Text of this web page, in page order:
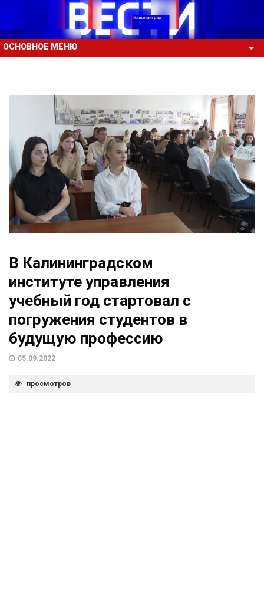
ОСНОВНОЕ МЕНЮ
В Калининградском
институте управления
учебный год стартовал с
погружения студентов в
будущую профессию
05.09.2022
просмотров